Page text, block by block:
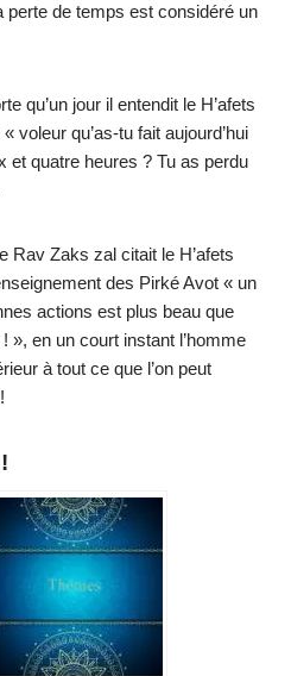
perte de temps est considéré un
qu’un jour il entendit le H’afets
voleur qu’as-tu fait aujourd’hui
et quatre heures ? Tu as perdu
Rav Zaks zal citait le H’afets
des Pirké Avot « un
actions est plus beau que
», en un court instant l’homme
à tout ce que l’on peut
!